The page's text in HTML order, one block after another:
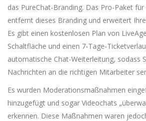
das PureChat-Branding. Das Pro-Paket
entfernt dieses Branding und erweitert
Es gibt einen kostenlosen Plan von
Schaltfläche und einen 7-Tage-
automatische Chat-Weiterleitung, sodass
Nachrichten an die richtigen Mitarbeiter
Es wurden Moderationsmaßnahmen
hinzugefügt und sogar Videochats
erkennen. Diese Maßnahmen waren